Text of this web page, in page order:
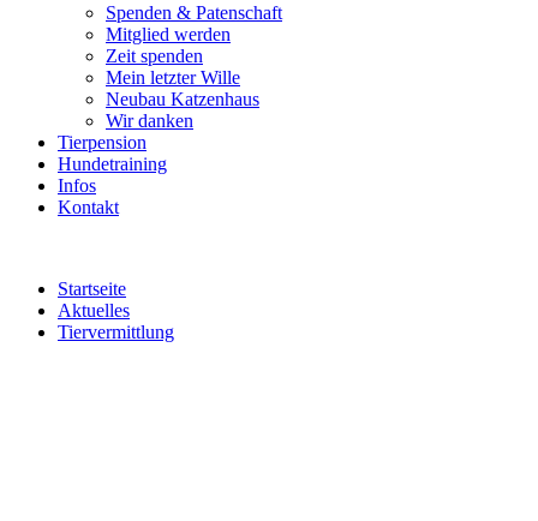
Spenden & Patenschaft
Mitglied werden
Zeit spenden
Mein letzter Wille
Neubau Katzenhaus
Wir danken
Tierpension
Hundetraining
Infos
Kontakt
Startseite
Aktuelles
Tiervermittlung